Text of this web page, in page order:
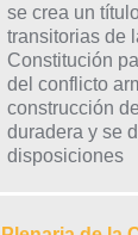
se crea un
transitorias de
Constitución
del conflicto
construcción
duradera y se
disposiciones